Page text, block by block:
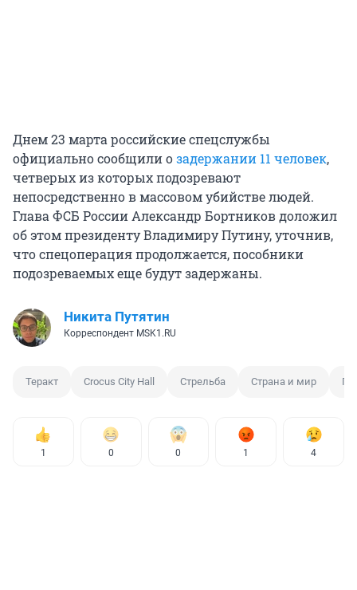
Днем 23 марта российские спецслужбы
официально сообщили озадержании 11 человек,
четверых из которых подозревают
непосредственно в массовом убийстве людей.
Глава ФСБ России Александр Бортников доложил
об этом президенту Владимиру Путину, уточнив,
что спецоперация продолжается, пособники
подозреваемых еще будут задержаны.
Никита Путятин
Корреспондент MSK1.RU
Теракт Crocus City Hall Стрельба Страна и мир
1 0 0 1 4